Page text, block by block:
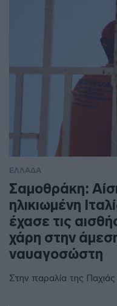
ΕΛΛΑΔΑ
Σαμοθράκη:
ηλικιωμένη
έχασε τις
χάρη στην
ναυαγοσώστη
Στην παραλία της